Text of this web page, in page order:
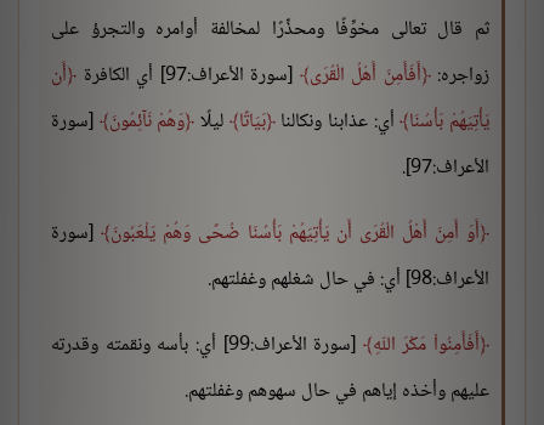
ثم قال تعالى مخوِّفًا ومحذِّرًا لمخالفة أوامره والتجرؤ على
زواجره: أَفَأَمِنَ أَهْلُ الْقُرَى [سورة الأعراف:97] أي الكافرة
أَن
يَأْتِيَهُمْ بَأْسُنَا أي: عذابنا ونكالنا بَيَاتًا ليلًا وَهُمْ نَآئِمُونَ [سورة
الأعراف:97].
أَوَ أَمِنَ أَهْلُ الْقُرَى أَن يَأْتِيَهُمْ بَأْسُنَا ضُحًى وَهُمْ يَلْعَبُونَ [سورة
الأعراف:98] أي: في حال شغلهم وغفلتهم.
أَفَأَمِنُواْ مَكْرَ اللّهِ
[سورة الأعراف:99] أي: بأسه ونقمته وقدرته
عليهم وأخذه إياهم في حال سهوهم وغفلتهم.